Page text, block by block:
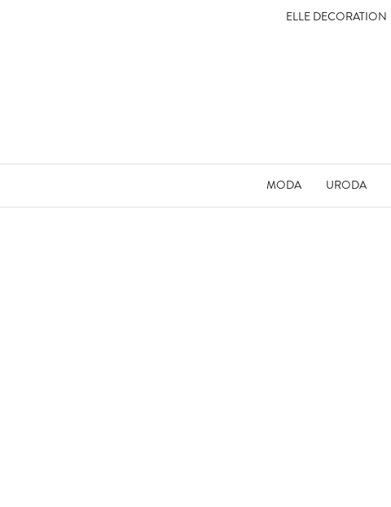
ELLE DECORATION
MODA URODA